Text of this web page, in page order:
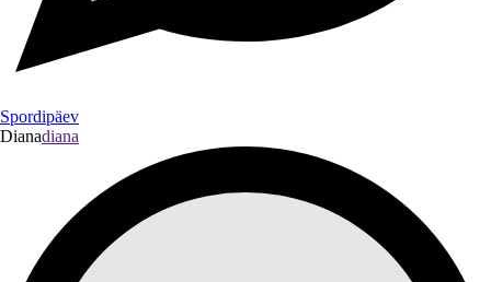
Spordipäev
Dianadiana